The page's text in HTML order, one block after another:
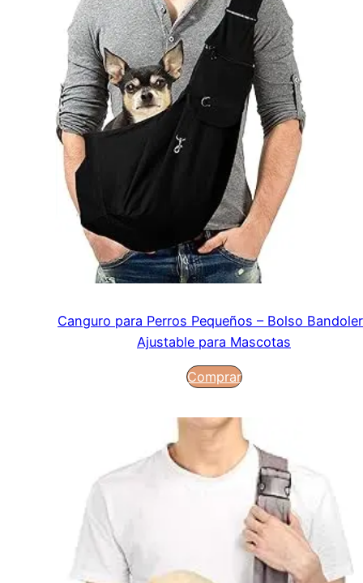
Canguro para Perros Pequeños – Bolso
Ajustable para Mascotas
Comprar